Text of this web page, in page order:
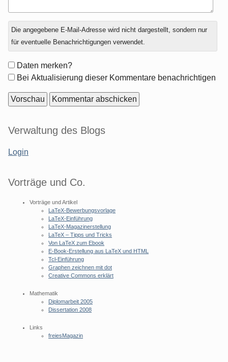
Antwort
zu
Die angegebene E-Mail-Adresse wird nicht dargestellt, sondern nur
für eventuelle Benachrichtigungen verwendet.
Formular-
Optionen
Daten merken?
Bei Aktualisierung dieser Kommentare benachrichtigen
Seitenleiste
Verwaltung des Blogs
Login
Vorträge und Co.
Vorträge und Artikel
LaTeX-Bewerbungsvorlage
LaTeX-Einführung
LaTeX-Magazinerstellung
LaTeX – Tipps und Tricks
Von LaTeX zum Ebook
E-Book-Erstellung aus LaTeX und HTML
Tcl-Einführung
Graphen zeichnen mit dot
Creative Commons erklärt
Mathematik
Diplomarbeit 2005
Dissertation 2008
Links
freiesMagazin